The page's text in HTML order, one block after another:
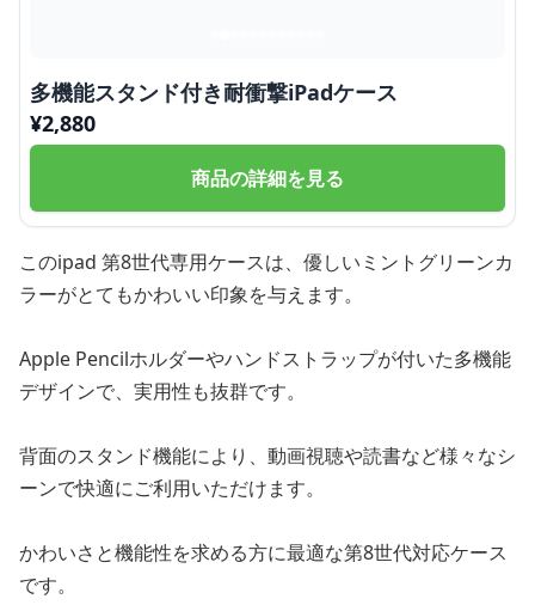
多機能スタンド付き耐衝撃iPadケース
¥2,880
商品の詳細を見る
このipad 第8世代専用ケースは、優しいミントグリーンカ
ラーがとてもかわいい印象を与えます。
Apple Pencilホルダーやハンドストラップが付いた多機能
デザインで、実用性も抜群です。
背面のスタンド機能により、動画視聴や読書など様々なシ
ーンで快適にご利用いただけます。
かわいさと機能性を求める方に最適な第8世代対応ケース
です。